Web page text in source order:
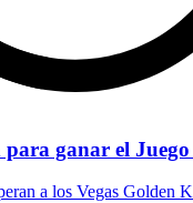
ganar el Juego
a los Vegas Golden